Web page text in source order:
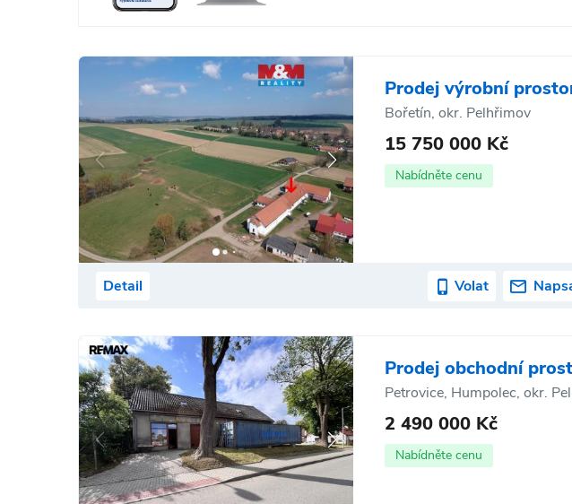
Prodej výrobní
Bořetín, okr. Pelhřimov
15 750 000 Kč
Nabídněte cenu
Detail Volat
Prodej obchodní
Petrovice, Humpolec, okr.
2 490 000 Kč
Nabídněte cenu